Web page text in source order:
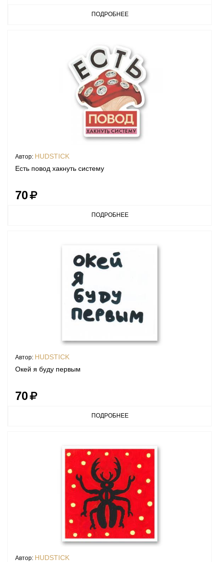
ПОДРОБНЕЕ
Автор: HUDSTICK
Есть повод хакнуть систему
70
ПОДРОБНЕЕ
Автор: HUDSTICK
Окей я буду первым
70
ПОДРОБНЕЕ
Автор: HUDSTICK